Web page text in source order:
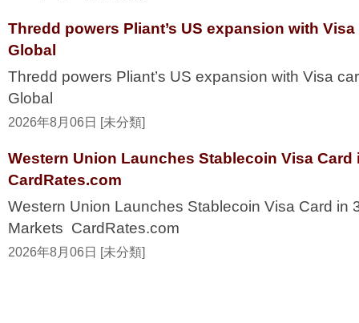
Thredd powers Pliant’s US expansion with
Global
Thredd powers Pliant’s US expansion with Visa
Global
2026年8月06日 [未分類]
Western Union Launches Stablecoin Visa Card
CardRates.com
Western Union Launches Stablecoin Visa Card in
Markets CardRates.com
2026年8月06日 [未分類]